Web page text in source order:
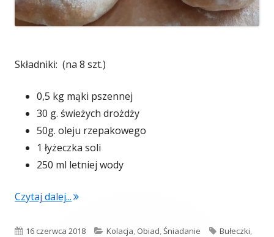
Składniki: (na 8 szt.)
0,5 kg mąki pszennej
30 g. świeżych drożdży
50g. oleju rzepakowego
1 łyżeczka soli
250 ml letniej wody
Czytaj dalej..."Śniadaniowe bułeczki pszenne"
Opublikowano
16 czerwca 2018 Kategorie
Kolacja, Obiad,Śniadanie Tagi
Bułeczki,